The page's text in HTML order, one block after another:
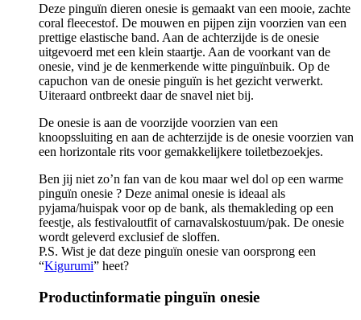
Deze pinguïn dieren onesie is gemaakt van een mooie, zachte
coral fleecestof. De mouwen en pijpen zijn voorzien van een
prettige elastische band. Aan de achterzijde is de onesie
uitgevoerd met een klein staartje. Aan de voorkant van de
onesie, vind je de kenmerkende witte pinguïnbuik. Op de
capuchon van de onesie pinguïn is het gezicht verwerkt.
Uiteraard ontbreekt daar de snavel niet bij.
De onesie is aan de voorzijde voorzien van een
knoopssluiting en aan de achterzijde is de onesie voorzien van
een horizontale rits voor gemakkelijkere toiletbezoekjes.
Ben jij niet zo’n fan van de kou maar wel dol op een warme
pinguïn onesie ? Deze animal onesie is ideaal als
pyjama/huispak voor op de bank, als themakleding op een
feestje, als festivaloutfit of carnavalskostuum/pak. De onesie
wordt geleverd exclusief de sloffen.
P.S. Wist je dat deze pinguïn onesie van oorsprong een
“Kigurumi” heet?
Productinformatie pinguïn onesie